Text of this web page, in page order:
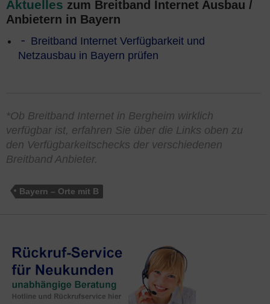
Aktuelles zum Breitband Internet Ausbau /
Anbietern in Bayern
Breitband Internet Verfügbarkeit und
Netzausbau in Bayern prüfen
*Ob Breitband Internet in Bergheim wirklich
verfügbar ist, erfahren Sie über die Links oben zu
den Verfügbarkeitschecks der verschiedenen
Breitband Anbieter.
Bayern – Orte mit B